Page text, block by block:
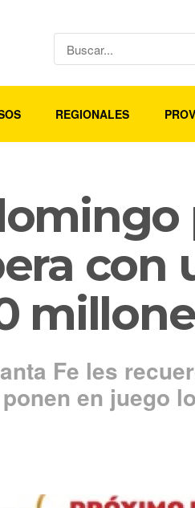
REGIONALES
con
Fe les
en juego